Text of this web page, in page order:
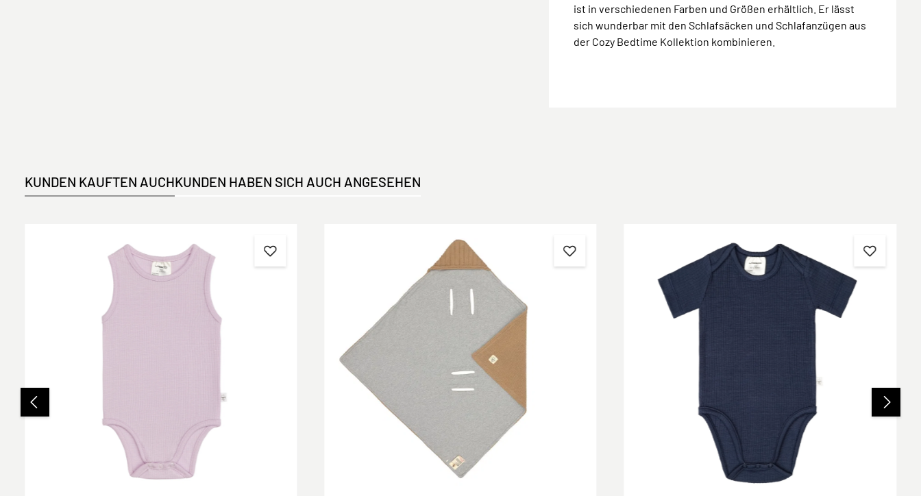
ist in verschiedenen Farben und Größen erhältlich. Er lässt
sich wunderbar mit den Schlafsäcken und Schlafanzügen aus
der Cozy Bedtime Kollektion kombinieren.
KUNDEN KAUFTEN AUCHKUNDEN HABEN SICH AUCH ANGESEHEN